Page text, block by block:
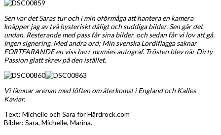
Sen var det Saras tur och i min oförmåga att hantera en kamera
knäpper jag av två hysteriskt dåligt och suddiga bilder. Sen går det
undan. Resterande med pass får sina bilder, och sedan får vi lov att gå.
Ingen signering. Med andra ord; Min svenska Lordiflagga saknar
FORTFARANDE en viss herr mumies autograf. Trösten blev när Dirty
Passion glatt skrev på den istället.
Vi lämnar arenan med löften om återkomst i England och Kalles
Kaviar.
Text: Michelle och Sara för Hårdrock.com
Bilder: Sara, Michelle, Marina.